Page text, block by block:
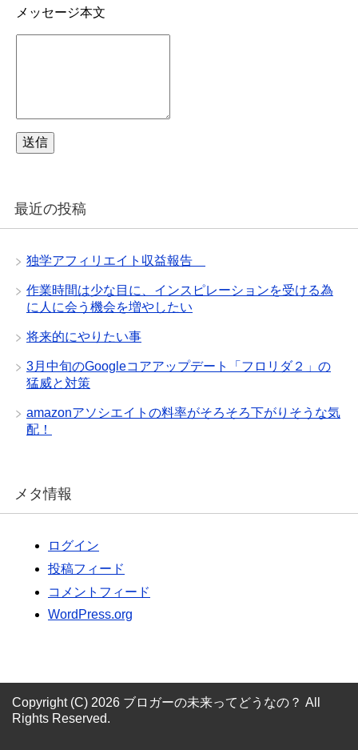
メッセージ本文
最近の投稿
独学アフィリエイト収益報告
作業時間は少な目に、インスピレーションを受ける為
に人に会う機会を増やしたい
将来的にやりたい事
3月中旬のGoogleコアアップデート「フロリダ２」の
猛威と対策
amazonアソシエイトの料率がそろそろ下がりそうな気
配！
メタ情報
ログイン
投稿フィード
コメントフィード
WordPress.org
Copyright (C) 2026 ブロガーの未来ってどうなの？ All
Rights Reserved.